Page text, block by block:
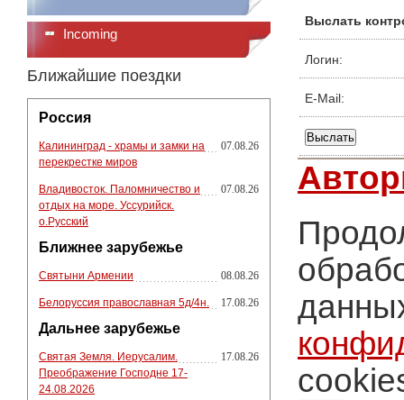
Incoming
Ближайшие поездки
Россия
Калининград - храмы и замки на
перекрестке миров
07.08.26
Владивосток. Паломничество и
отдых на море. Уссурийск.
о.Русский
07.08.26
Ближнее зарубежье
Святыни Армении 08.08.26
Белоруссия православная 5д/4н. 17.08.26
Дальнее зарубежье
Святая Земля. Иерусалим.
Преображение Господне 17-
24.08.2026
17.08.26
Выслать
Логин:
E-Mail: